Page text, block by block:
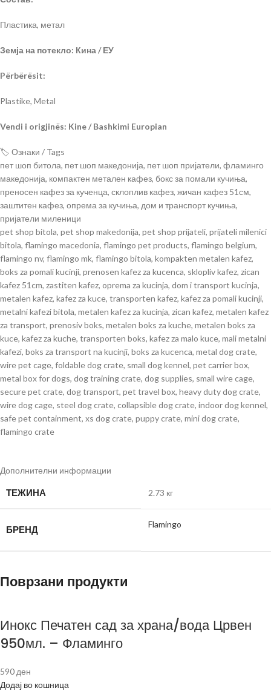
Пластика, метал
Земја на потекло: Кина / ЕУ
Përbërësit:
Plastike, Metal
Vendi i origjinës: Kine / Bashkimi Europian
🏷️ Ознаки / Tags
пет шоп битола, пет шоп македонија, пет шоп пријатели, фламинго
македонија, компактен метален кафез, бокс за помали кучиња,
преносен кафез за кученца, склоплив кафез, жичан кафез 51см,
заштитен кафез, опрема за кучиња, дом и транспорт кучиња,
пријатели миленици
pet shop bitola, pet shop makedonija, pet shop prijateli, prijateli milenici
bitola, flamingo macedonia, flamingo pet products, flamingo belgium,
flamingo nv, flamingo mk, flamingo bitola, kompakten metalen kafez,
boks za pomali kucinji, prenosen kafez za kucenca, sklopliv kafez, zican
kafez 51cm, zastiten kafez, oprema za kucinja, dom i transport kucinja,
metalen kafez, kafez za kuce, transporten kafez, kafez za pomali kucinji,
metalni kafezi bitola, metalen kafez za kucinja, zican kafez, metalen kafez
za transport, prenosiv boks, metalen boks za kuche, metalen boks za
kuce, kafez za kuche, transporten boks, kafez za malo kuce, mali metalni
kafezi, boks za transport na kucinji, boks za kucenca, metal dog crate,
wire pet cage, foldable dog crate, small dog kennel, pet carrier box,
metal box for dogs, dog training crate, dog supplies, small wire cage,
secure pet crate, dog transport, pet travel box, heavy duty dog crate,
wire dog cage, steel dog crate, collapsible dog crate, indoor dog kennel,
safe pet containment, xs dog crate, puppy crate, mini dog crate,
flamingo crate
Дополнителни информации
ТЕЖИНА 2.73 кг
БРЕНД Flamingo
Поврзани продукти
Инокс Печатен сад за храна/вода Црвен
950мл. – Фламинго
590 ден
Додај во кошница